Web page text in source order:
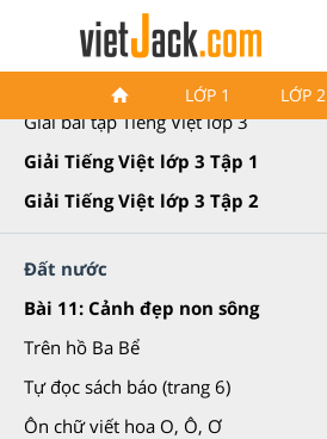
LỚP 1 LỚP 2
Giải Tiếng Việt lớp 3 Cánh diều
Giải bài tập Tiếng Việt lớp 3
Giải Tiếng Việt lớp 3 Tập 1
Giải Tiếng Việt lớp 3 Tập 2
Đất nước
Bài 11: Cảnh đẹp non sông
Trên hồ Ba Bể
Tự đọc sách báo (trang 6)
Ôn chữ viết hoa O, Ô, Ơ